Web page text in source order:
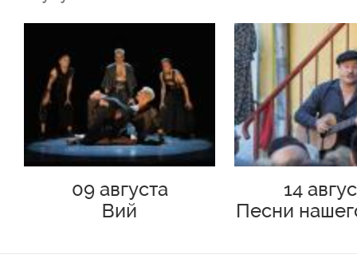
09 августа
Вий
14
Песни